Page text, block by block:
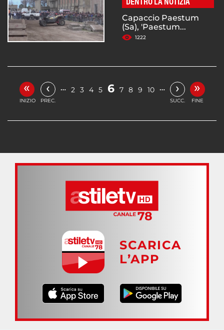
DENTRO LA NOTIZIA
Capaccio Paestum
(Sa), 'Paestum...
1222
«
INIZIO
‹
PREC.
… 2 3 4 5 6 7 8 9 10 … ›
SUCC.
»
FINE
SCARICA
L’APP